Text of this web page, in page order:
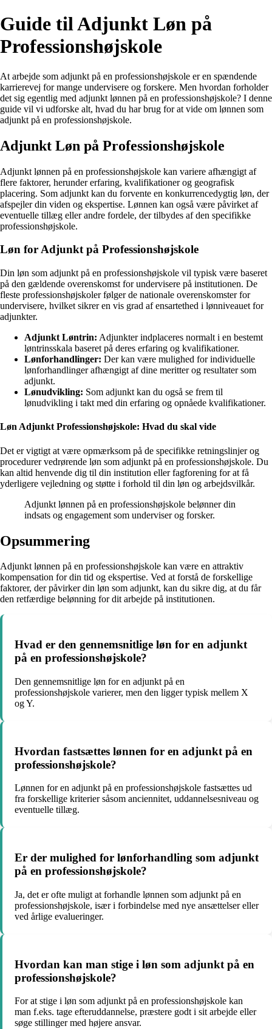
Guide til Adjunkt Løn på
Professionshøjskole
At arbejde som adjunkt på en professionshøjskole er en spændende
karrierevej for mange undervisere og forskere. Men hvordan forholder
det sig egentlig med adjunkt lønnen på en professionshøjskole? I denne
guide vil vi udforske alt, hvad du har brug for at vide om lønnen som
adjunkt på en professionshøjskole.
Adjunkt Løn på Professionshøjskole
Adjunkt lønnen på en professionshøjskole kan variere afhængigt af
flere faktorer, herunder erfaring, kvalifikationer og geografisk
placering. Som adjunkt kan du forvente en konkurrencedygtig løn, der
afspejler din viden og ekspertise. Lønnen kan også være påvirket af
eventuelle tillæg eller andre fordele, der tilbydes af den specifikke
professionshøjskole.
Løn for Adjunkt på Professionshøjskole
Din løn som adjunkt på en professionshøjskole vil typisk være baseret
på den gældende overenskomst for undervisere på institutionen. De
fleste professionshøjskoler følger de nationale overenskomster for
undervisere, hvilket sikrer en vis grad af ensartethed i lønniveauet for
adjunkter.
Adjunkt Løntrin: Adjunkter indplaceres normalt i en bestemt
løntrinsskala baseret på deres erfaring og kvalifikationer.
Lønforhandlinger: Der kan være mulighed for individuelle
lønforhandlinger afhængigt af dine meritter og resultater som
adjunkt.
Lønudvikling: Som adjunkt kan du også se frem til
lønudvikling i takt med din erfaring og opnåede kvalifikationer.
Løn Adjunkt Professionshøjskole: Hvad du skal vide
Det er vigtigt at være opmærksom på de specifikke retningslinjer og
procedurer vedrørende løn som adjunkt på en professionshøjskole. Du
kan altid henvende dig til din institution eller fagforening for at få
yderligere vejledning og støtte i forhold til din løn og arbejdsvilkår.
Adjunkt lønnen på en professionshøjskole belønner din
indsats og engagement som underviser og forsker.
Opsummering
Adjunkt lønnen på en professionshøjskole kan være en attraktiv
kompensation for din tid og ekspertise. Ved at forstå de forskellige
faktorer, der påvirker din løn som adjunkt, kan du sikre dig, at du får
den retfærdige belønning for dit arbejde på institutionen.
Hvad er den gennemsnitlige løn for en adjunkt
på en professionshøjskole?
Den gennemsnitlige løn for en adjunkt på en
professionshøjskole varierer, men den ligger typisk mellem X
og Y.
Hvordan fastsættes lønnen for en adjunkt på en
professionshøjskole?
Lønnen for en adjunkt på en professionshøjskole fastsættes ud
fra forskellige kriterier såsom anciennitet, uddannelsesniveau og
eventuelle tillæg.
Er der mulighed for lønforhandling som adjunkt
på en professionshøjskole?
Ja, det er ofte muligt at forhandle lønnen som adjunkt på en
professionshøjskole, især i forbindelse med nye ansættelser eller
ved årlige evalueringer.
Hvordan kan man stige i løn som adjunkt på en
professionshøjskole?
For at stige i løn som adjunkt på en professionshøjskole kan
man f.eks. tage efteruddannelse, præstere godt i sit arbejde eller
søge stillinger med højere ansvar.